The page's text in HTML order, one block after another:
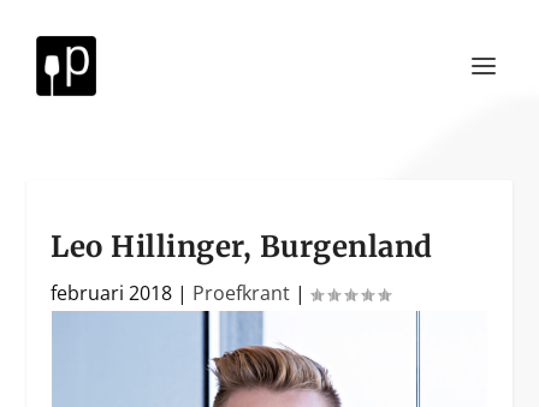
Leo Hillinger, Burgenland
februari 2018 | Proefkrant |